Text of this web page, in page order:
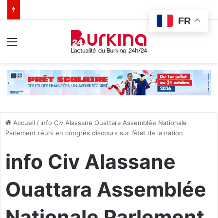
Accueil / info Civ Alassane Ouattara Assemblée Nationale
Parlement réuni en congrès discours sur l’état de la nation
info Civ Alassane
Ouattara Assemblée
FR